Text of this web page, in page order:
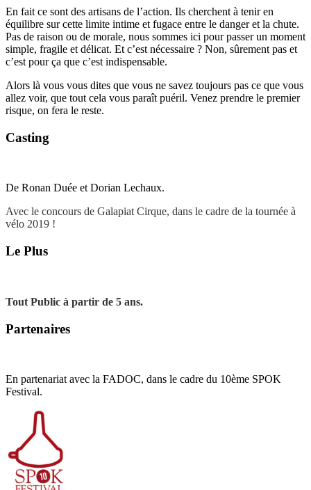
En fait ce sont des artisans de l’action. Ils cherchent à tenir en
équilibre sur cette limite intime et fugace entre le danger et la chute.
Pas de raison ou de morale, nous sommes ici pour passer un moment
simple, fragile et délicat. Et c’est nécessaire ? Non, sûrement pas et
c’est pour ça que c’est indispensable.
Alors là vous vous dites que vous ne savez toujours pas ce que vous
allez voir, que tout cela vous paraît puéril. Venez prendre le premier
risque, on fera le reste.
Casting
De Ronan Duée et Dorian Lechaux.
Avec le concours de Galapiat Cirque, dans le cadre de la tournée à
vélo 2019 !
Le Plus
Tout Public à partir de 5 ans.
Partenaires
En partenariat avec la FADOC, dans le cadre du 10ème SPOK
Festival.